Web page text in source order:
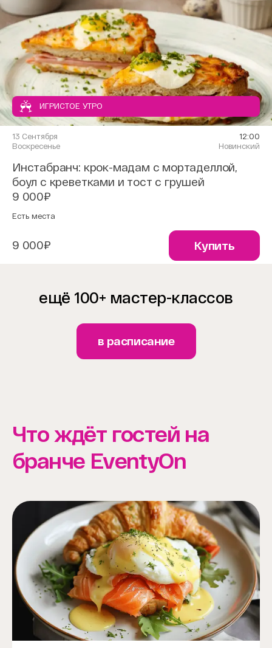
ИГРИСТОЕ УТРО
13 Сентября
Воскресенье
12:00
Новинский
Инстабранч: крок-мадам с мортаделлой,
боул с креветками и тост с грушей
9 000₽
Есть места
9 000₽ Купить
ещё 100+ мастер-классов
в расписание
Что ждёт гостей на
бранче EventyOn